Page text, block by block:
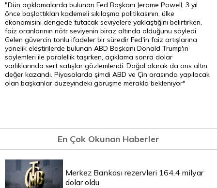
"Dün açıklamalarda bulunan Fed Başkanı Jerome Powell, 3 yıl
önce başlattıkları kademeli sıkılaşma politikasının, ülke
ekonomisini dengede tutacak seviyelere yaklaştığını belirtirken,
faiz oranlarının nötr seviyenin biraz altında olduğunu söyledi.
Gelen güvercin tonlu ifadeler bir süredir Fed'in faiz artışlarına
yönelik eleştirilerde bulunan ABD Başkanı Donald Trump'ın
söylemleri ile paralellik taşırken, açıklama sonra dolar
varlıklarında sert satışlar gözlemlendi. Doğal olarak da ons altın
değer kazandı. Piyasalarda şimdi ABD ve Çin arasında yapılacak
olan başkanlar düzeyindeki görüşme merakla bekleniyor"
En Çok Okunan Haberler
Merkez Bankası rezervleri 164,4 milyar
dolar oldu